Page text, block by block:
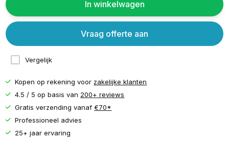
In winkelwagen
Vergelijk
Vraag offerte aan
Kopen op rekening voor zakelijke klanten
4.5 / 5 op basis van 200+ reviews
Gratis verzending vanaf€70*
Professioneel advies
25+ jaar ervaring